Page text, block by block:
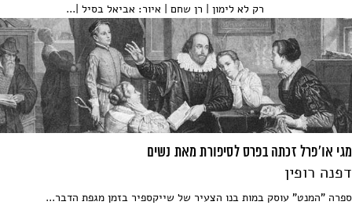
רק לא לימון | רן שחם | איור: אביאל בסיל |...
מגי או'פרל זכתה בפרס לסיפורת מאת נשים
דפנה רופין
ספרה "המנט" עוסק במות בנו הצעיר של שייקספיר בזמן מגפת הדבר...